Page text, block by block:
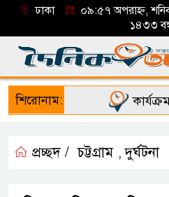
ঢাকা
০৯:৫৭ অপরাহ্ন,
১৪৩৩
শিরোনাম: কার্যক্রম
প্রচ্ছদ / চট্টগ্রাম ,দুর্ঘটনা